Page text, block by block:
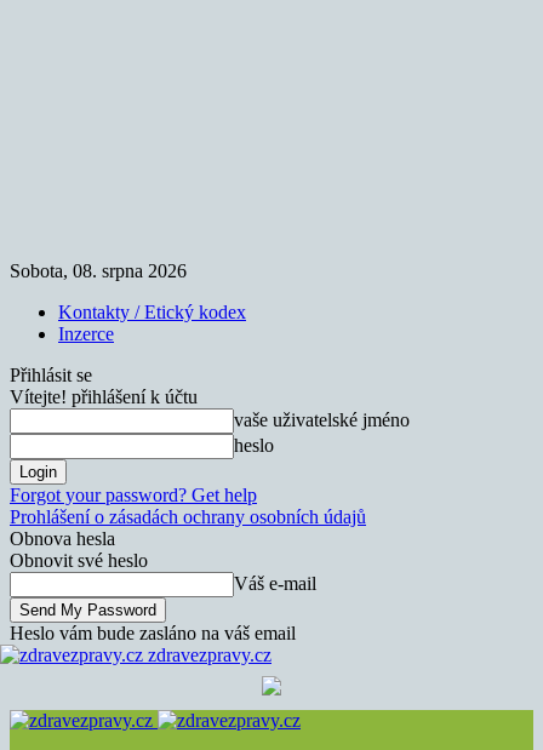
Sobota, 08. srpna 2026
Kontakty / Etický kodex
Inzerce
Přihlásit se
Vítejte! přihlášení k účtu
vaše uživatelské jméno
heslo
Forgot your password? Get help
Prohlášení o zásadách ochrany osobních údajů
Obnova hesla
Obnovit své heslo
Váš e-mail
Heslo vám bude zasláno na váš email
zdravezpravy.cz